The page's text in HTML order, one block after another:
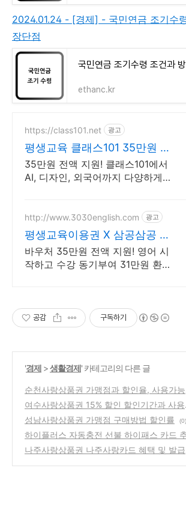
2024.01.24 - [경제] - 국민연금 조기수
장단점
국민연금 조기수령 조건과
ethanc.kr
https://class101.net 광고
평생교육 클래스101 35만원 역
대급 지원 혜택
35만원 전액 지원! 클래스101에서
AI, 디자인, 외국어까지 다양하게
http://www.3030english.com 광고
평생교육이용권 X 삼공삼공 오
늘 24:00 환급 종료
바우처 35만원 전액 지원! 영어 시
작하고 수강 동기부여 31만원 환급
공감 구독하기
'경제 >생활경제' 카테고리의 다른 글
순천사랑상품권 가맹점과 할인율, 사용가능
마트 및 주유소
(0)
여수사랑상품권 15% 할인 할인기간과 사용
(0)
성남사랑상품권 가맹점 구매방법 할인률 (0)
하이플러스 자동충전 선불 하이패스 카드
구입처 등록방법 충전방법
(0)
나주사랑상품권 나주사랑카드 혜택 및 발급